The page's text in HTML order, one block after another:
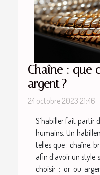
Chaîne : que
argent ?
24 octobre 2023 21:46
S’habiller fait partir
humains. Un
telles que : chaîne,
afin d’avoir un style
choisir : or ou